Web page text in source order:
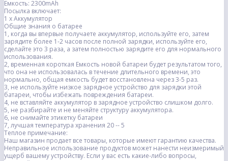
Емкость: 2300mAh
Посылка включает:
1 х Аккумулятор
Общие знания о батарее
1, когда вы впервые получаете аккумулятор, используйте его, затем
зарядите более 1-2 часов после полной зарядки, используйте его,
сделайте это 3 раза, а затем полностью зарядите его для нормального
использования.
2, временная короткая Емкость новой батареи будет результатом того,
что она не использовалась в течение длительного времени, это
нормально, общая емкость будет восстановлена через 3-5 раз.
3, не используйте низкое зарядное устройство для зарядки этой
батареи, чтобы избежать повреждения батареи.
4, не вставляйте аккумулятор в зарядное устройство слишком долго.
5, не разбирайте и не меняйте структуру аккумулятора.
6, не снимайте этикетку батареи
7, лучшая температура хранения 20 -- 5
Теплое примечание:
Наш магазин продает все товары, которые имеют гарантию качества.
Неправильное использование продуктов может нанести неизмеримый
ущерб вашему устройству. Если у вас есть какие-либо вопросы,